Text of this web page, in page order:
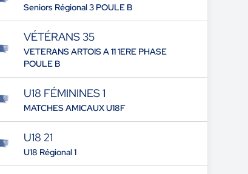
Seniors Régional 3 POULE B
VÉTÉRANS 35
VETERANS ARTOIS A 11 1ERE PHASE
POULE B
U18 FÉMININES 1
MATCHES AMICAUX U18F
U18 21
U18 Régional 1